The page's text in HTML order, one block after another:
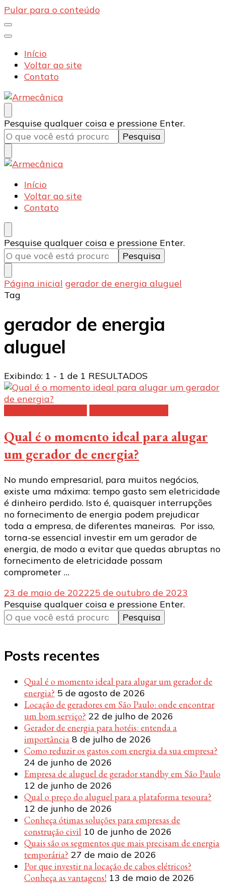
Pular para o conteúdo
Início
Voltar ao site
Contato
Armecânica
Blog
Procurando
algo?
Pesquise qualquer coisa e pressione Enter.
Armecânica
Blog
Início
Voltar ao site
Contato
Procurando
algo?
Pesquise qualquer coisa e pressione Enter.
Página inicial gerador de energia aluguel
Tag
gerador de energia
aluguel
Exibindo: 1 - 1 de 1 RESULTADOS
Qual é o momento ideal para alugar
um gerador de energia?
No mundo empresarial, para muitos negócios,
existe uma máxima: tempo gasto sem eletricidade
é dinheiro perdido. Isto é, quaisquer interrupções
no fornecimento de energia podem prejudicar
toda a empresa, de diferentes maneiras. Por isso,
torna-se essencial investir em um gerador de
energia, de modo a evitar que quedas abruptas no
fornecimento de eletricidade possam
comprometer …
23 de maio de 202225 de outubro de 2023
Procurando
algo?
Pesquise qualquer coisa e pressione Enter.
Posts recentes
Qual é o momento ideal para alugar um gerador de
energia? 5 de agosto de 2026
Locação de geradores em São Paulo: onde encontrar
um bom serviço? 22 de julho de 2026
Gerador de energia para hotéis: entenda a
importância 8 de julho de 2026
Como reduzir os gastos com energia da sua empresa?
24 de junho de 2026
Empresa de aluguel de gerador standby em São Paulo
12 de junho de 2026
Qual o preço do aluguel para a plataforma tesoura?
12 de junho de 2026
Conheça ótimas soluções para empresas de
construção civil 10 de junho de 2026
Quais são os segmentos que mais precisam de energia
temporária? 27 de maio de 2026
Por que investir na locação de cabos elétricos?
Conheça as vantagens! 13 de maio de 2026